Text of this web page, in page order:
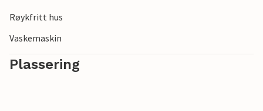
Røykfritt hus
Vaskemaskin
Plassering